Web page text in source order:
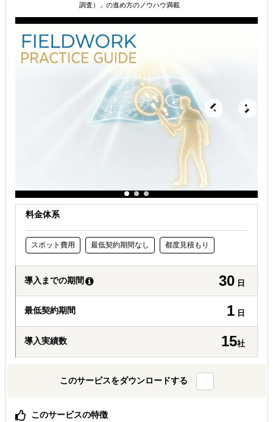
海外進出コンサルティング
解決できる課題
どの国に進出するべきか決めたい
自社事業に最適な進出形態を知りたい
自社商材の現地でのニーズを知りたい
調査）」の進め方のノウハウ満載
料金体系
スポット費用 最低契約期間なし 都度見積もり
導入までの期間 30 日
最低契約期間 1 日
導入実績数 15社
このサービスをダウンロードする
このサービスの特徴